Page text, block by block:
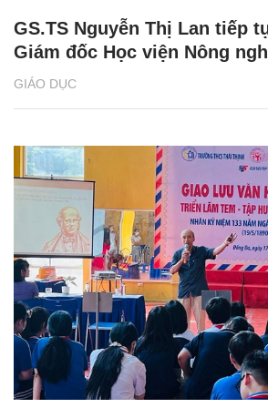
GIÁO DỤC
GS.TS Nguyễn Thị Lan tiếp
Giám đốc Học viện Nông